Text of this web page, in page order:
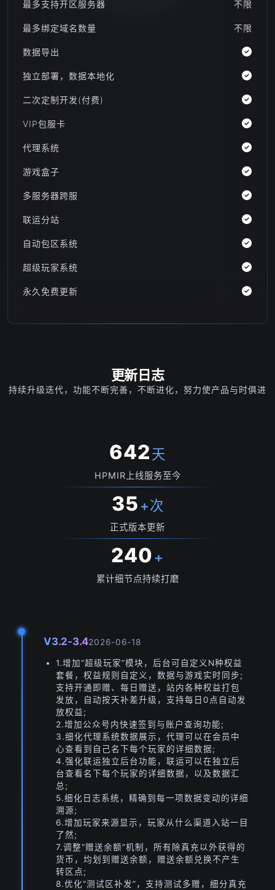
最多支持开区服务器 不限
最多绑定域名数量 不限
数据导出
独立部署，数据本地化
二次定制开发(付费)
VIP包服卡
代理系统
游戏盒子
多服务器跨服
联运分站
自动包区系统
超级玩家系统
永久免费更新
更新日志
持续升级迭代，功能不断完善，不断进化，努力使产品与时俱进
642天
HPMIR上线服务至今
35 +次
正式版本更新
240 +
累计细节点持续打磨
V3.2-3.42026-06-18
1.增加“超级玩家”模块，后台可自定义N种权益
套餐，权益规则自定义，数据与游戏实时同步;
支持开通即赠、每日赠送，站内各种权益打包
发放，自动按天补差升级，支持每日0点自动发
放权益;
2.增加公众号内快速签到与账户查询功能;
3.细化代理系统数据展示，代理可以在会员中
心查看到自己名下每个玩家的详细数据;
4.强化联运独立后台功能，联运可以在独立后
台查看名下每个玩家的详细数据，以及数据汇
总;
5.细化日志系统，精确到每一项数据变动的详细
溯源;
6.增加玩家来源显示，玩家从什么渠道入站一目
了然;
7.调整“赠送余额”机制，所有除真充以外获得的
货币，均划到赠送余额，赠送余额兑换不产生
转区点;
8.优化“测试区补发”，支持测试多赠，细分真充